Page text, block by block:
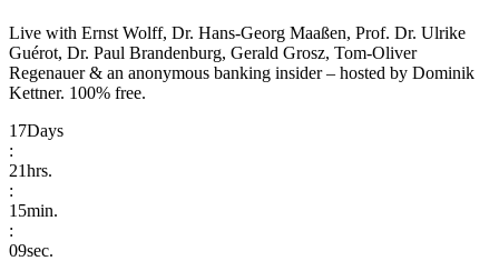
Live with Ernst Wolff, Dr. Hans-Georg Maaßen, Prof. Dr. Ulrike
Guérot, Dr. Paul Brandenburg, Gerald Grosz, Tom-Oliver
Regenauer & an anonymous banking insider– hosted by Dominik
Kettner. 100% free.
17Days
:
21hrs.
:
15min.
:
09sec.